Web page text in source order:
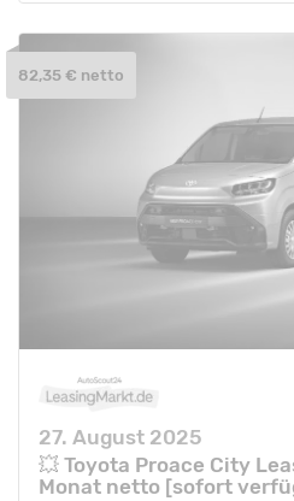
27. August 2025
💥 Toyota Proace City
Monat netto [sofort
82,35 € netto